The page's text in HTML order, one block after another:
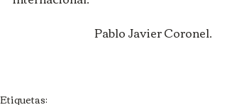
Pablo Javier Coronel.
Etiquetas: